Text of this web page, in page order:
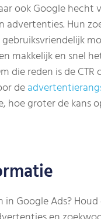
ook Google hecht
advertenties. Hun
makkelijk en snel
die reden is de CTR
de
hoe groter de kans
Google Ads?